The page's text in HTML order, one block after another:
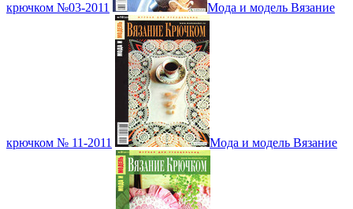
крючком №03-2011 Мода и модель Вязание
крючком № 11-2011 Мода и модель Вязание